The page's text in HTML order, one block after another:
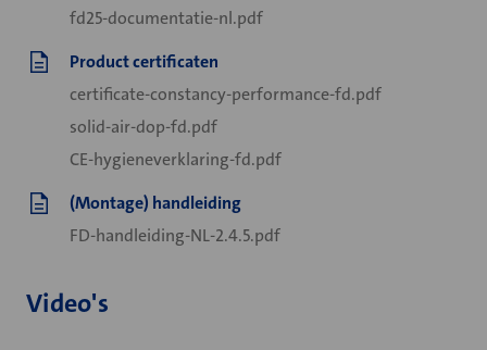
fd25-documentatie-nl.pdf
Product certificaten
certificate-constancy-performance-fd.pdf
solid-air-dop-fd.pdf
CE-hygieneverklaring-fd.pdf
(Montage) handleiding
FD-handleiding-NL-2.4.5.pdf
Video's